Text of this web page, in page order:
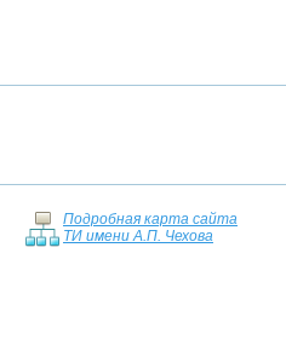
Подробная карта сайта
ТИ имени А.П. Чехова